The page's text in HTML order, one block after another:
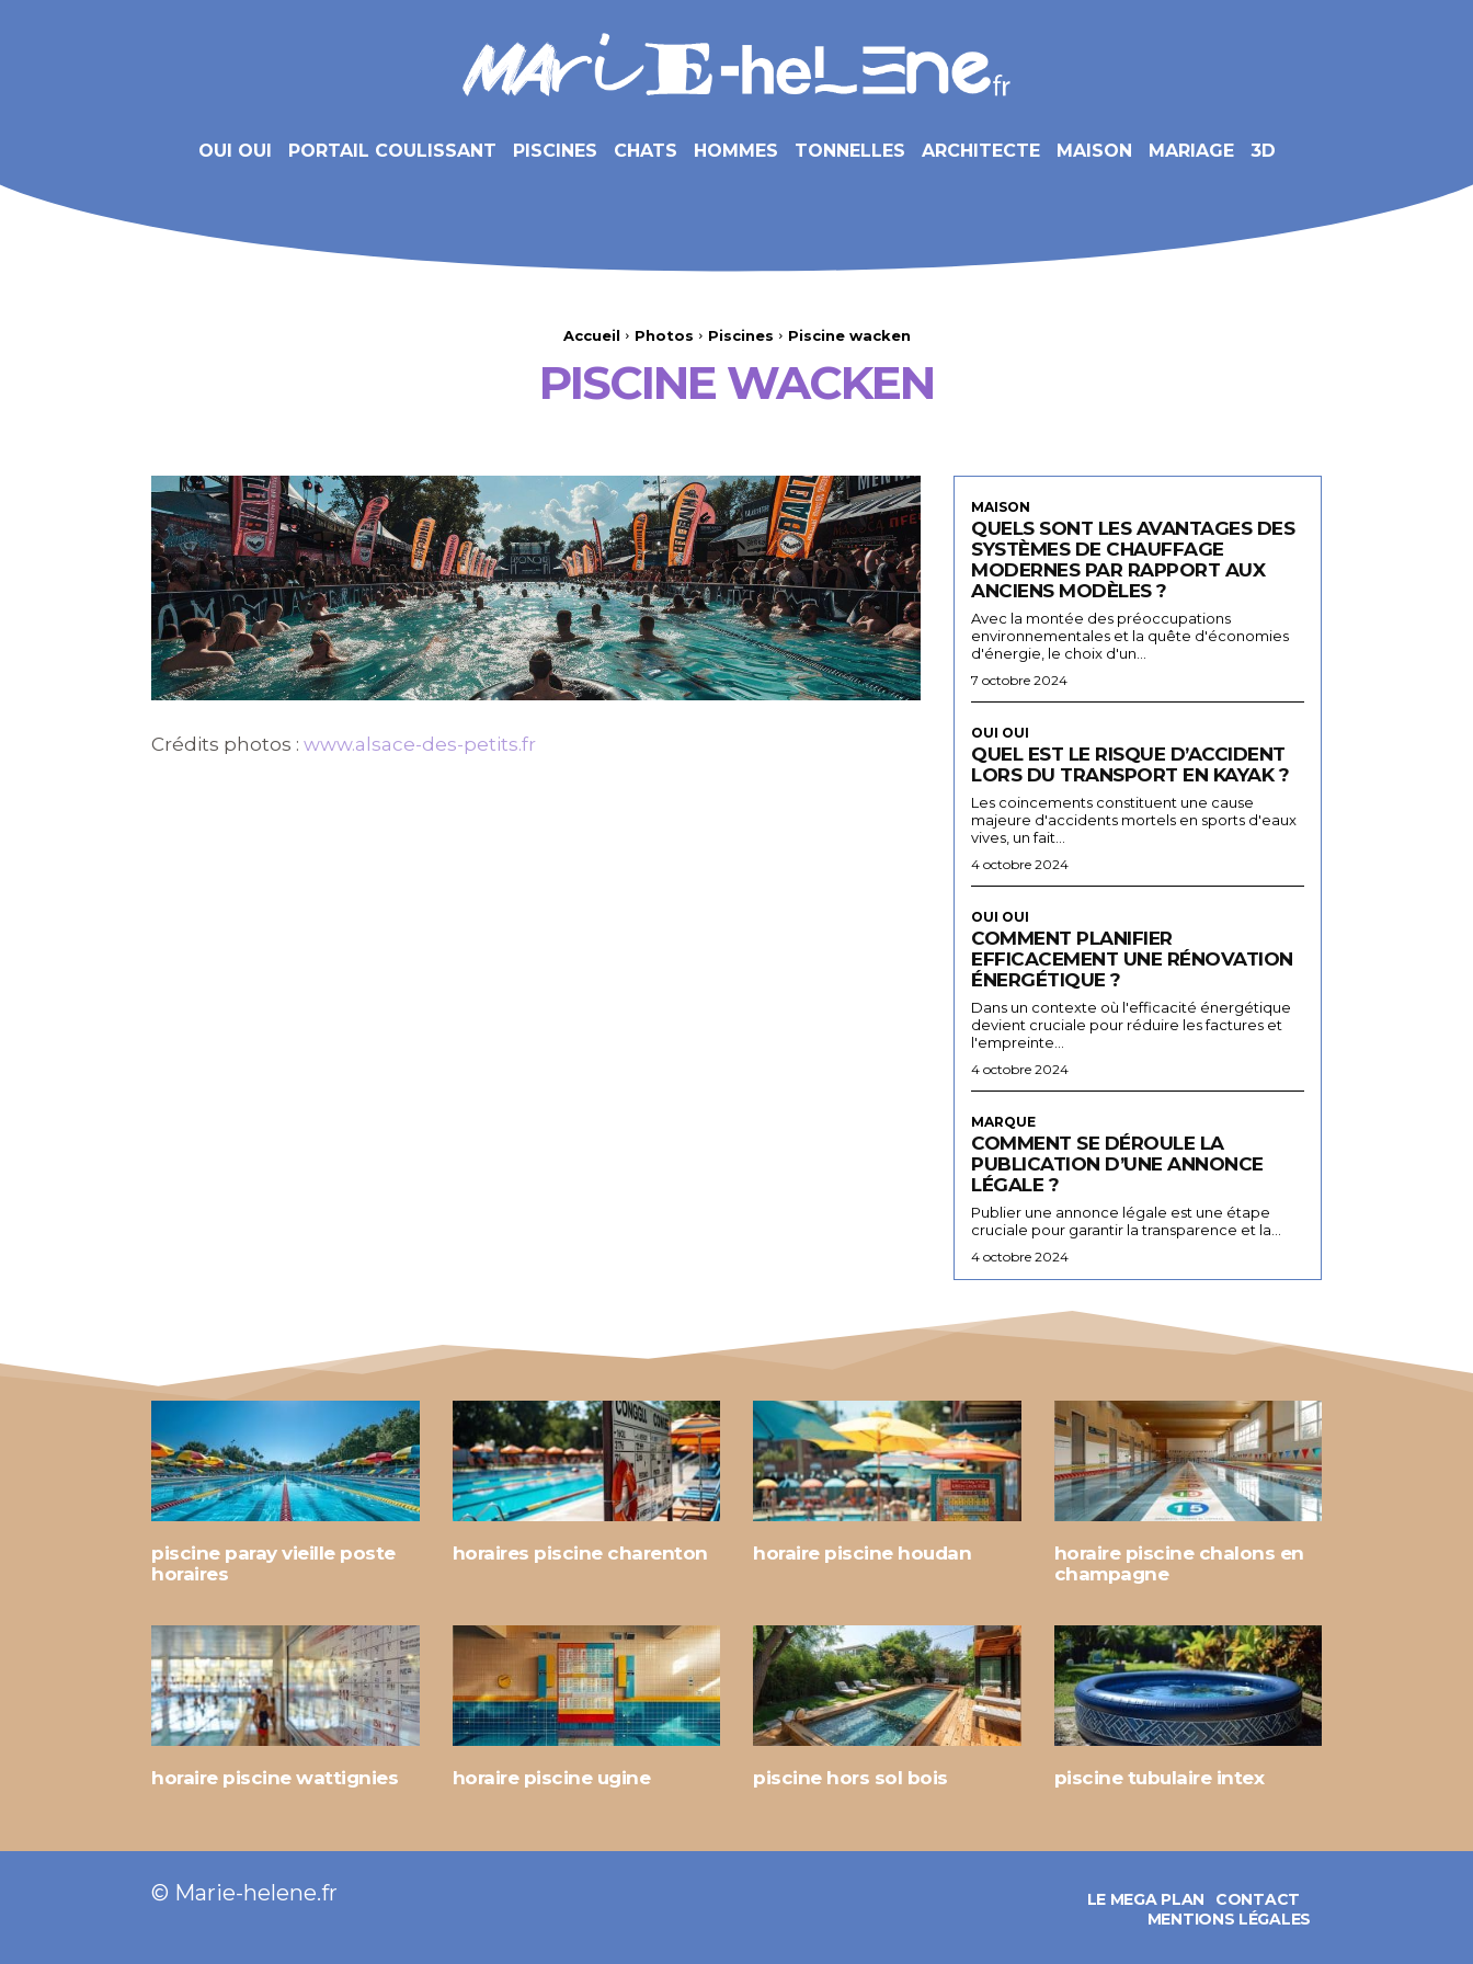
OUI OUI PORTAIL COULISSANT PISCINES CHATS HOMMES TONNELLES ARCHITECTE MAISON MARIAGE 3D
Accueil Photos Piscines Piscine wacken
PISCINE WACKEN
Crédits photos : www.alsace-des-petits.fr
MAISON
QUELS SONT LES AVANTAGES DES
SYSTÈMES DE CHAUFFAGE
MODERNES PAR RAPPORT AUX
ANCIENS MODÈLES ?
Avec la montée des préoccupations
environnementales et la quête d'économies
d'énergie, le choix d'un...
7 octobre 2024
OUI OUI
QUEL EST LE RISQUE D’ACCIDENT
LORS DU TRANSPORT EN KAYAK ?
Les coincements constituent une cause
majeure d'accidents mortels en sports d'eaux
vives, un fait...
4 octobre 2024
OUI OUI
COMMENT PLANIFIER
EFFICACEMENT UNE RÉNOVATION
ÉNERGÉTIQUE ?
Dans un contexte où l'efficacité énergétique
devient cruciale pour réduire les factures et
l'empreinte...
4 octobre 2024
MARQUE
COMMENT SE DÉROULE LA
PUBLICATION D’UNE ANNONCE
LÉGALE ?
Publier une annonce légale est une étape
cruciale pour garantir la transparence et la...
4 octobre 2024
piscine paray vieille poste
horaires
horaires piscine charenton horaire piscine houdan
horaire piscine chalons en
champagne
horaire piscine wattignies horaire piscine ugine piscine hors sol bois piscine tubulaire intex
© Marie-helene.fr LE MEGA PLAN
CONTACT
MENTIONS LÉGALES